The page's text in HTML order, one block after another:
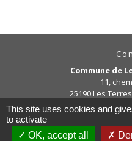
Commune de
11,
25190 Les
+33 3
Contact
This site uses cookies and
to activate
OK, accept all